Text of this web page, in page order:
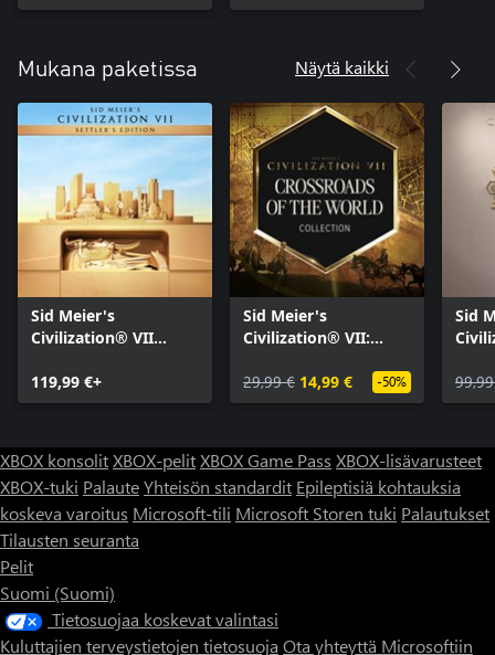
Mukana paketissa Näytä kaikki
Sid Meier's
Civilization® VII
119,99 €+
Sid Meier's
Civilization® VII:
World -kokoelma
29,99 € 14,99 € -50%
Sid
XBOX konsolitXBOX-pelitXBOX Game Pass XBOX-lisävarusteet
XBOX-tuki PalauteYhteisön standardit Epileptisiä kohtauksia
koskeva varoitus Microsoft-tili Microsoft Storen tuki Palautukset
Tilausten seuranta
Pelit
Suomi (Suomi)
Tietosuojaa koskevat valintasi
Kuluttajien terveystietojen tietosuoja Ota yhteyttä Microsoftiin